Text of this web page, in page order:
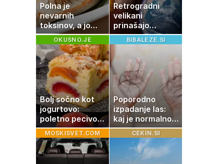
Polna je
nevarnih
toksinov, a jo
imamo vsi radi:
to je najbolj
nezdrava riba, ki
jo mnogi redno
uživajo
Retrogradni
velikani
prinašajo
pomembne
premike – kaj
pomeni, da so
Saturn, Neptun
in Pluton hkrati
retrogradni?
OKUSNO.JE
Bolj sočno kot
jogurtovo:
poletno pecivo,
ki vedno uspe
BIBALEZE.SI
Poporodno
izpadanje las:
kaj je normalno
in kako si
pomagati
MOSKISVET.COM CEKIN.SI